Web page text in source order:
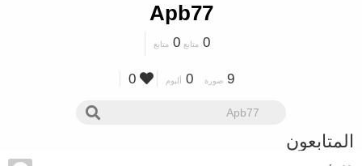
Apb77
0 متابع 0 متابع
9 صورة 0 ألبوم 0
المتابعون